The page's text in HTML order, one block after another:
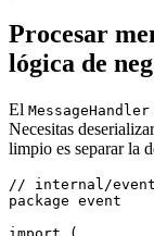
Procesar
lógica de
El MessageHandler
Necesitas
limpio es separar la
// internal/
package event